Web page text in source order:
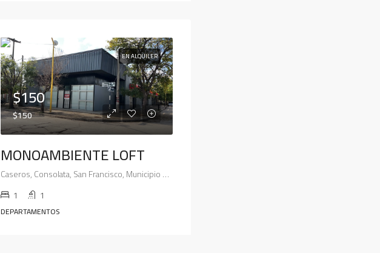
EN ALQUILER
$150
$150
MONOAMBIENTE LOFT
Caseros, Consolata, San Francisco, Municipio de San Francisco, Pedanía Juárez Celman, Departamento San Justo, Córdoba, X2400, Argentina
1
1
DEPARTAMENTOS